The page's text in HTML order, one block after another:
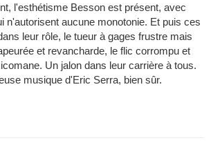
l'esthétisme Besson est présent, avec
n'autorisent aucune monotonie. Et puis ces
leur rôle, le tueur à gages frustre mais
et revancharde, le flic corrompu et
Un jalon dans leur carrière à tous.
musique d'Eric Serra, bien sûr.